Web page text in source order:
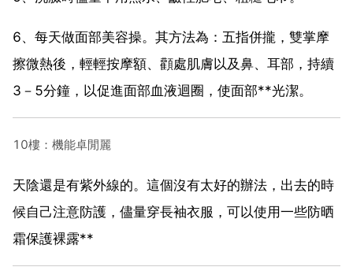
6、每天做面部美容操。其方法為：五指併攏，雙掌摩
擦微熱後，輕輕按摩額、顴處肌膚以及鼻、耳部，持續
3－5分鐘，以促進面部血液迴圈，使面部**光潔。
10樓：機能卓閒麗
天陰還是有紫外線的。這個沒有太好的辦法，出去的時
候自己注意防護，儘量穿長袖衣服，可以使用一些防晒
霜保護裸露**